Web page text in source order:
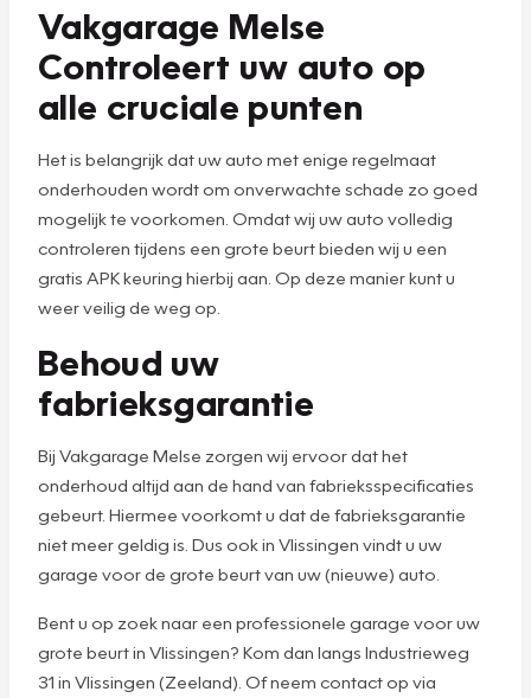
Vakgarage Melse
Controleert uw auto op
alle cruciale punten
Het is belangrijk dat uw auto met enige regelmaat
onderhouden wordt om onverwachte schade zo goed
mogelijk te voorkomen. Omdat wij uw auto volledig
controleren tijdens een grote beurt bieden wij u een
gratis APK keuring hierbij aan. Op deze manier kunt u
weer veilig de weg op.
Behoud uw
fabrieksgarantie
Bij Vakgarage Melse zorgen wij ervoor dat het
onderhoud altijd aan de hand van fabrieksspecificaties
gebeurt. Hiermee voorkomt u dat de fabrieksgarantie
niet meer geldig is. Dus ook in Vlissingen vindt u uw
garage voor de grote beurt van uw (nieuwe) auto.
Bent u op zoek naar een professionele garage voor uw
grote beurt in Vlissingen? Kom dan langs Industrieweg
31 in Vlissingen (Zeeland). Of neem contact op via